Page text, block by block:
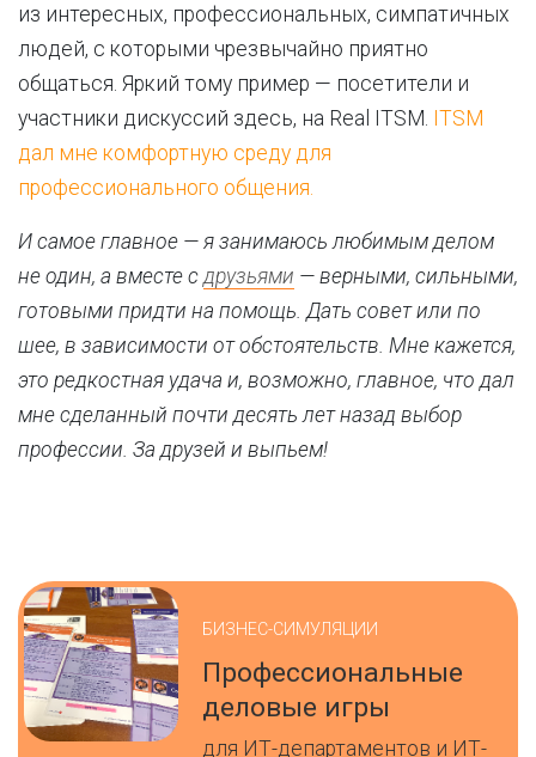
из интересных, профессиональных, симпатичных
людей, с которыми чрезвычайно приятно
общаться. Яркий тому пример — посетители и
участники дискуссий здесь, на Real ITSM. ITSM
дал мне комфортную среду для
профессионального общения.
И самое главное — я занимаюсь любимым делом
не один, а вместе сдрузьями — верными, сильными,
готовыми придти на помощь. Дать совет или по
шее, в зависимости от обстоятельств. Мне кажется,
это редкостная удача и, возможно, главное, что дал
мне сделанный почти десять лет назад выбор
профессии. За друзей и выпьем!
БИЗНЕС-СИМУЛЯЦИИ
Профессиональные
деловые игры
для ИТ-департаментов и ИТ-